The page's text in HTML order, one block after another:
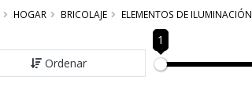
HOGAR BRICOLAJE ELEMENTOS DE ILUMINACIÓN
Ordenar
1